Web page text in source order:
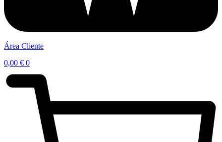
Área Cliente
0,00 € 0